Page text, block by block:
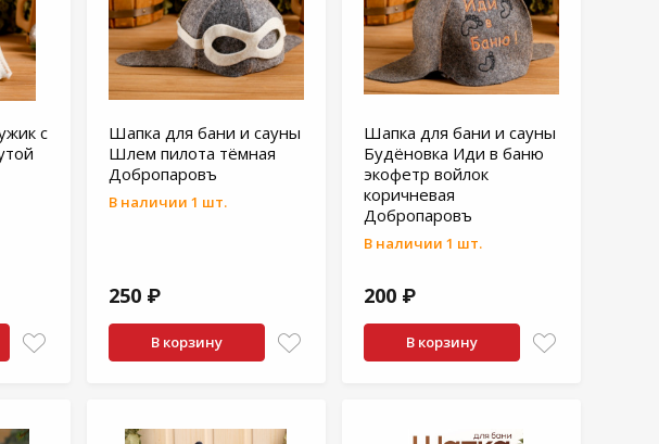
с
Шапка для бани и сауны
Шлем пилота тёмная
Добропаровъ
В наличии 1 шт.
250 ₽
В корзину
Шапка для бани и сауны
Будёновка Иди в баню
экофетр войлок
коричневая
Добропаровъ
В наличии 1 шт.
200 ₽
В корзину